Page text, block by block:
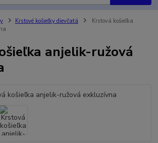
Krstové košieľky dievčatá
Krstová košieľka
anjelik-ružová